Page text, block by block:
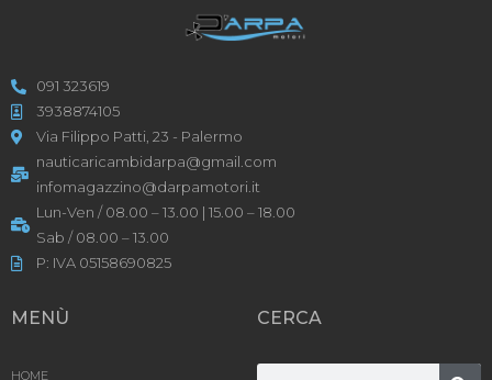
091 323619
3938874105
Via Filippo Patti, 23 - Palermo
nauticaricambidarpa@gmail.com
infomagazzino@darpamotori.it
Lun-Ven / 08.00 – 13.00 | 15.00 – 18.00
Sab / 08.00 – 13.00
P: IVA 05158690825
MENÙ
HOME
CERCA